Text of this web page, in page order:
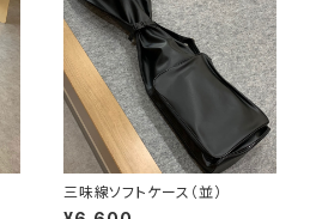
三味線ソフトケース（並）